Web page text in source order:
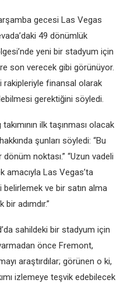
gecesi Las Vegas
49 dönümlük
yeni bir stadyum için
son verecek gibi görünüyor.
rakipleriyle finansal olarak
gerektiğini söyledi.
ilk taşınması olacak
şunları söyledi: “Bu
noktası.” “Uzun vadeli
amacıyla Las Vegas’ta
belirlemek ve bir satın alma
adımdır.”
sahildeki bir stadyum için
önce Fremont,
araştırdılar; görünen o ki,
izlemeye teşvik edebilecek